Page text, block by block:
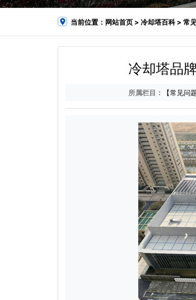
当前位置： 网站首页 > 冷却塔百科> 常
冷却塔品
所属栏目： 【常见问